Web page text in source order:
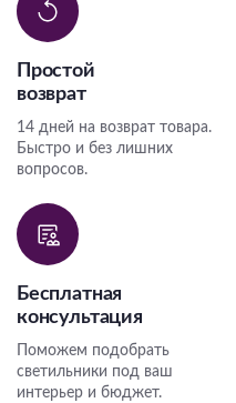
Простой
возврат
14 дней на возврат товара.
Быстро и без лишних
вопросов.
Бесплатная
консультация
Поможем подобрать
светильники под ваш
интерьер и бюджет.